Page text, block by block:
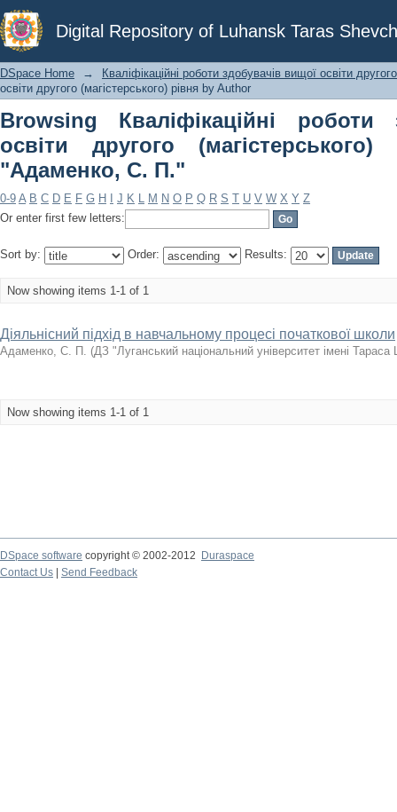
Digital Repository of Luhansk Taras
Browsing Кваліфікаційні
(магістерського) рівня by Author
DSpace Home →
Кваліфікаційні роботи здобувачів вищої освіти
освіти другого (магістерського) рівня by Author
Browsing Кваліфікаційні роботи
освіти другого
"Адаменко, С. П."
0-9 A B C D E F G H J K L M N O P Q R S T U V W X Y Z
Or enter first few letters:
Sort by: Order: Results:
Now showing items 1-1 of 1
Діяльнісний підхід в навчальному процесі початкової школи
Адаменко, С. П. (ДЗ "Луганський національний університет імені
Now showing items 1-1 of 1
DSpace software copyright © 2002-2012
Duraspace
Contact Us
Send Feedback